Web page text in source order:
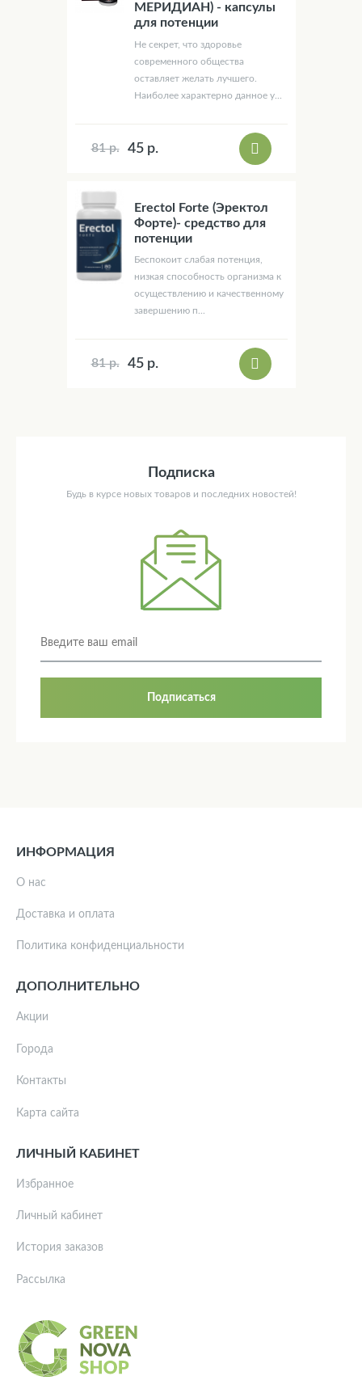
МЕРИДИАН) - капсулы
для потенции
Не секрет, что здоровье
современного общества
оставляет желать лучшего.
Наиболее характерно данное у...
81 р. 45 р.
Erectol Forte (Эректол
Форте)- средство для
потенции
Беспокоит слабая потенция,
низкая способность организма к
осуществлению и качественному
завершению п...
81 р. 45 р.
Подписка
Будь в курсе новых товаров и последних новостей!
Подписаться
ИНФОРМАЦИЯ
О нас
Доставка и оплата
Политика конфиденциальности
ДОПОЛНИТЕЛЬНО
Акции
Города
Контакты
Карта сайта
ЛИЧНЫЙ КАБИНЕТ
Избранное
Личный кабинет
История заказов
Рассылка